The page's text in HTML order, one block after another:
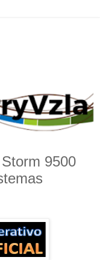
9500